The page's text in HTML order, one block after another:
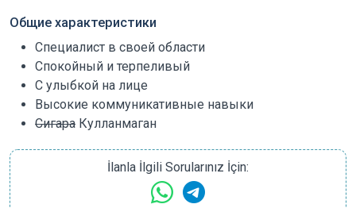
Общие характеристики
Специалист в своей области
Спокойный и терпеливый
С улыбкой на лице
Высокие коммуникативные навыки
Сигара Кулланмаган
İlanla İlgili Sorularınız İçin: